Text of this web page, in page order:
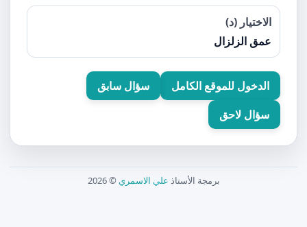
الاختيار (د)
عمق الزلزال
الدخول للموقع الكامل
سؤال سابق
سؤال لاحق
برمجة الأستاذ علي الاسمري © 2026